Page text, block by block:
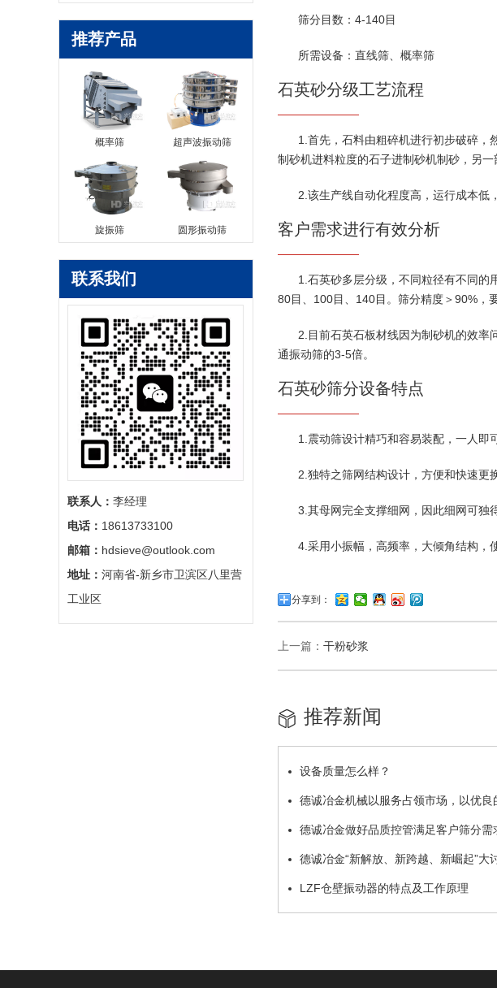
推荐产品
概率筛 超声波振动筛
旋振筛 圆形振动筛
联系我们
联系人： 李经理
电话： 18613733100
邮箱： hdsieve@outlook.com
地址： 河南省-新乡市卫滨区八里营
工业区
筛分目数：4-140目
所需设备： 直线筛、 概率筛
石英砂分级工艺流程
1.首先，石料由粗碎机进行初步破碎，
制砂机进料粒度的石子进制砂机制砂，另
2.该生产线自动化程度高，运行成本低
客户需求进行有效分析
1.石英砂多层分级，不同粒径有不同的
80目、100目、140目。筛分精度＞90%，
2.目前石英石板材线因为制砂机的效率
通振动筛的3-5倍。
石英砂筛分设备特点
1.震动筛设计精巧和容易装配，一人即
2.独特之筛网结构设计，方便和快速更
3.其母网完全支撑细网，因此细网可独
4.采用小振幅，高频率，大倾角结构，
分享到：
上一篇： 干粉砂浆
推荐新闻
设备质量怎么样？
德诚冶金机械以服务占领市场，以优
德诚冶金做好品质控管满足客户筛分需
德诚冶金“新解放、新跨越、新崛起”大
LZF仓壁振动器的特点及工作原理